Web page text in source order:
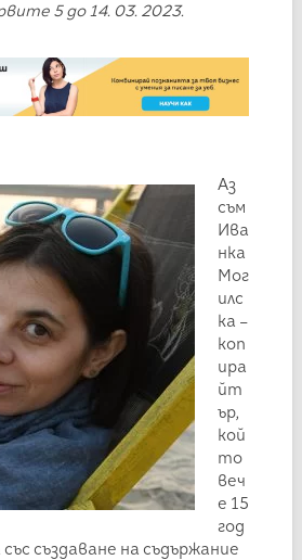
5 до 14. 03. 2023.
Аз
съм
Ива
нка
Мог
илс
ка –
коп
ира
йт
ър,
кой
то
веч
е 15
год
създаване на съдържание